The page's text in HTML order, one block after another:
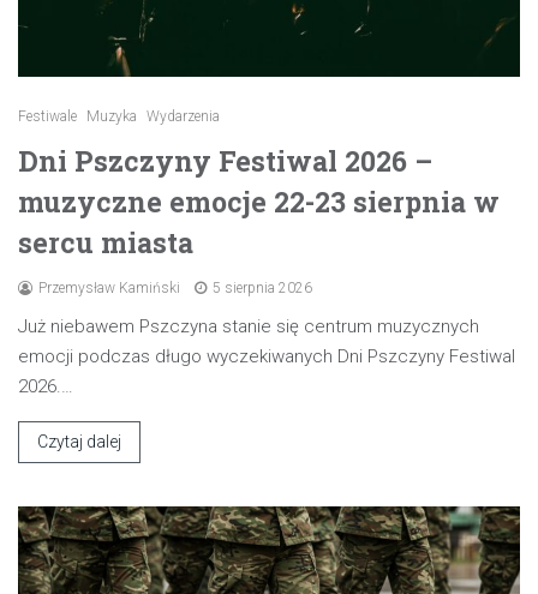
Festiwale Muzyka Wydarzenia
Dni Pszczyny Festiwal 2026 –
muzyczne emocje 22-23 sierpnia w
sercu miasta
Przemysław Kamiński 5 sierpnia 2026
Już niebawem Pszczyna stanie się centrum muzycznych
emocji podczas długo wyczekiwanych Dni Pszczyny Festiwal
2026.…
Czytaj dalej